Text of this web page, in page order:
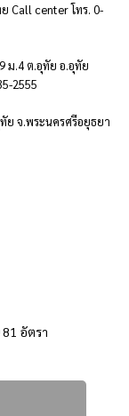
Call center โทร. 0-
ม.4 ต.อุทัย อ.อุทัย
2555
ย จ.พระนครศรีอยุธยา
อัตรา